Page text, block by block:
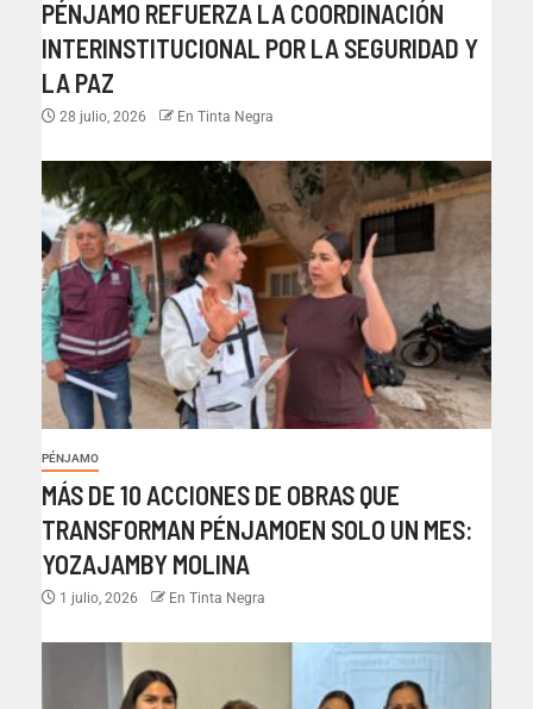
PÉNJAMO REFUERZA LA COORDINACIÓN
INTERINSTITUCIONAL POR LA SEGURIDAD Y
LA PAZ
28 julio, 2026 En Tinta Negra
PÉNJAMO
MÁS DE 10 ACCIONES DE OBRAS QUE
TRANSFORMAN PÉNJAMOEN SOLO UN MES:
YOZAJAMBY MOLINA
1 julio, 2026 En Tinta Negra